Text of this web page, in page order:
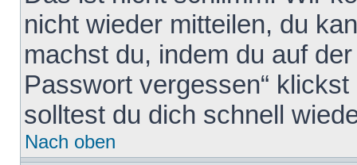
nicht wieder mitteilen, du
machst du, indem du auf
Passwort vergessen“
solltest du dich schnell
Nach oben